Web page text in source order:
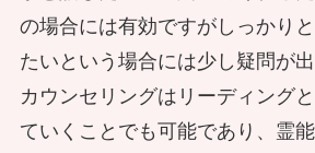
本物のイタコとは？ 口寄
【台湾の都市伝説】心霊映
の少女』と魔神子の関係は
住職の恵美さんが体験した
の場合には有効ですがしっかり
たいという場合には少し疑問が出
カウンセリングはリーディング
ていくことでも可能であり、霊